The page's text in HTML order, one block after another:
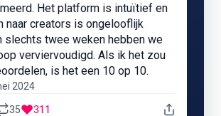
Het platform is intuïtief en
naar creators is ongelooflijk
slechts twee weken hebben we
verviervoudigd. Als ik het zou
is het een 10 op 10.
2024
35 311